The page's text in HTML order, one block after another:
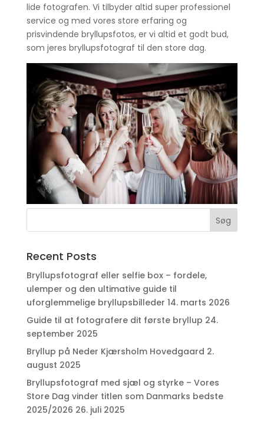
lide fotografen. Vi tilbyder altid super professionel
service og med vores store erfaring og
prisvindende bryllupsfotos, er vi altid et godt bud,
som jeres bryllupsfotograf til den store dag.
Recent Posts
Bryllupsfotograf eller selfie box – fordele,
ulemper og den ultimative guide til
uforglemmelige bryllupsbilleder 14. marts 2026
Guide til at fotografere dit første bryllup 24.
september 2025
Bryllup på Neder Kjærsholm Hovedgaard 2.
august 2025
Bryllupsfotograf med sjæl og styrke – Vores
Store Dag vinder titlen som Danmarks bedste
2025/2026 26. juli 2025